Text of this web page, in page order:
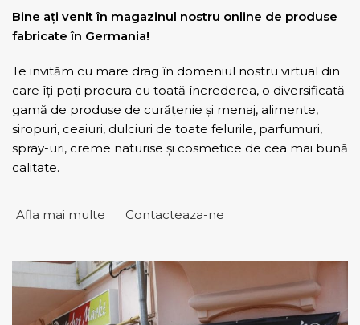
Bine ați venit în magazinul nostru online de produse
fabricate în Germania!
Te invităm cu mare drag în domeniul nostru virtual din
care îți poți procura cu toată încrederea, o diversificată
gamă de produse de curățenie și menaj, alimente,
siropuri, ceaiuri, dulciuri de toate felurile, parfumuri,
spray-uri, creme naturise și cosmetice de cea mai bună
calitate.
Afla mai multe Contacteaza-ne